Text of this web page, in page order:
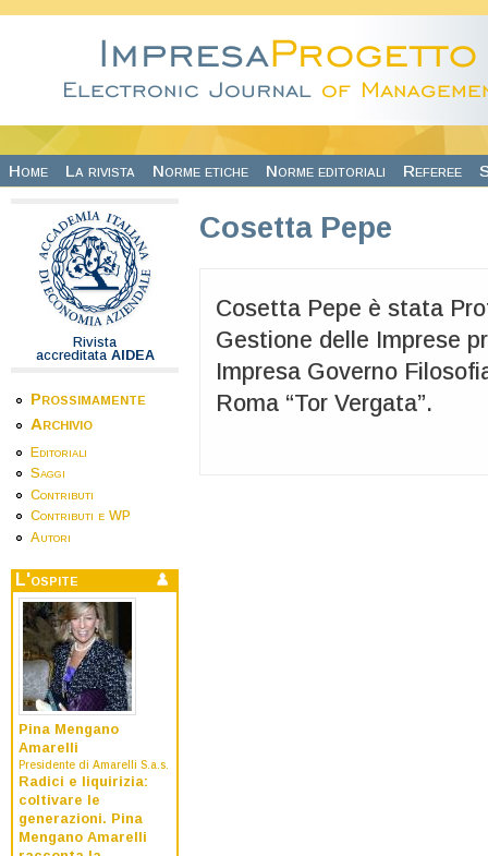
Home La rivista Norme etiche Norme editoriali Referee
Rivista
accreditata AIDEA
Prossimamente
Archivio
Editoriali
Saggi
Contributi
Contributi e WP
Autori
L'ospite
Pina Mengano
Amarelli
Presidente di Amarelli S.a.s.
Radici e liquirizia:
coltivare le
generazioni. Pina
Mengano Amarelli
Cosetta Pepe
Cosetta Pepe è stata
Gestione delle Imprese
Impresa Governo
Roma “Tor Vergata”.